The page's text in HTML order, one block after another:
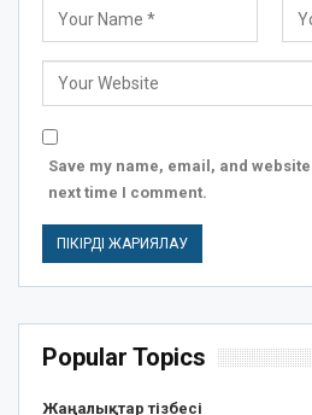
Save my name, email, and
next time I comment.
Popular Topics
Жаңалықтар тізбесі